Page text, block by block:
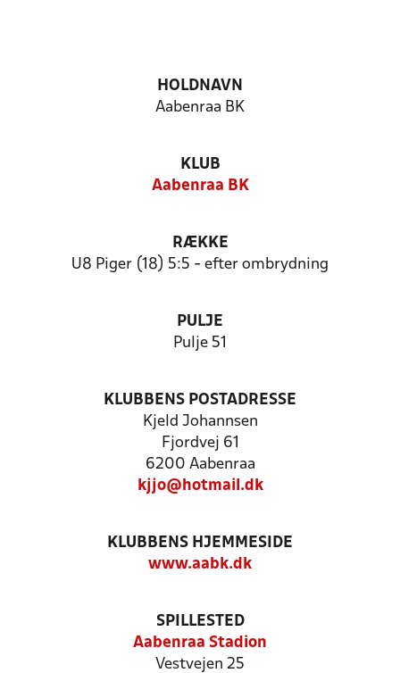
HOLDNAVN
Aabenraa BK
KLUB
Aabenraa BK
RÆKKE
U8 Piger (18) 5:5 - efter ombrydning
PULJE
Pulje 51
KLUBBENS POSTADRESSE
Kjeld Johannsen
Fjordvej 61
6200 Aabenraa
kjjo@hotmail.dk
KLUBBENS HJEMMESIDE
www.aabk.dk
SPILLESTED
Aabenraa Stadion
Vestvejen 25